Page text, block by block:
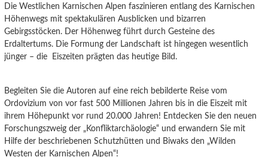
Die Westlichen Karnischen Alpen faszinieren entlang des Karnischen
Höhenwegs mit spektakulären Ausblicken und bizarren
Gebirgsstöcken. Der Höhenweg führt durch Gesteine des
Erdaltertums. Die Formung der Landschaft ist hingegen wesentlich
jünger – die Eiszeiten prägten das heutige Bild.
Begleiten Sie die Autoren auf eine reich bebilderte Reise vom
Ordovizium von vor fast 500 Millionen Jahren bis in die Eiszeit mit
ihrem Höhepunkt vor rund 20.000 Jahren! Entdecken Sie den neuen
Forschungszweig der „Konfliktarchäologie“ und erwandern Sie mit
Hilfe der beschriebenen Schutzhütten und Biwaks den „Wilden
Westen der Karnischen Alpen“!